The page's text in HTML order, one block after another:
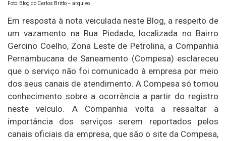
Foto: Blog do Carlos Britto – arquivo
Em resposta à nota veiculada neste Blog, a respeito de
um vazamento na Rua Piedade, localizada no Bairro
Gercino Coelho, Zona Leste de Petrolina, a Companhia
Pernambucana de Saneamento (Compesa) esclareceu
que o serviço não foi comunicado à empresa por meio
dos seus canais de atendimento. A Compesa só tomou
conhecimento sobre a ocorrência a partir do registro
neste veículo. A Companhia volta a ressaltar a
importância dos serviços serem reportados pelos
canais oficiais da empresa, que são o site da Compesa,